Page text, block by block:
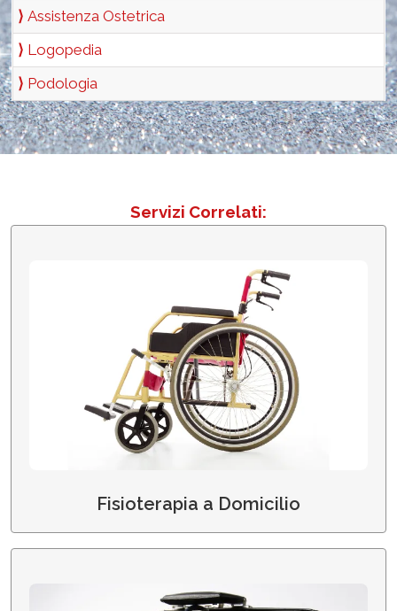
⟩ Assistenza Ostetrica
⟩ Logopedia
⟩ Podologia
Servizi Correlati:
Fisioterapia a Domicilio
Fisioterapia e Riabilitazione a Domicilio